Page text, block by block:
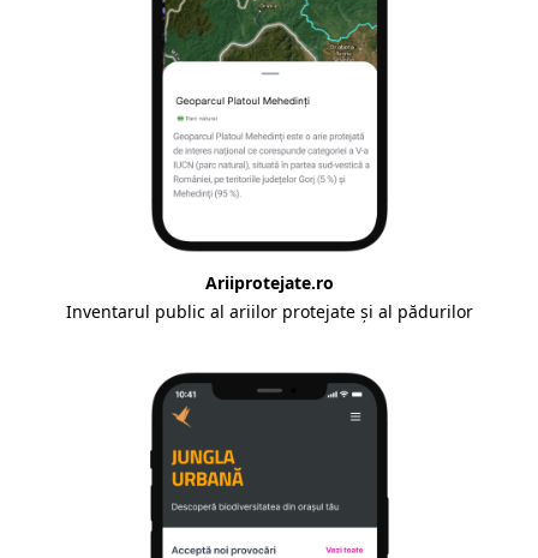
Ariiprotejate.ro
Inventarul public al ariilor protejate și al pădurilor